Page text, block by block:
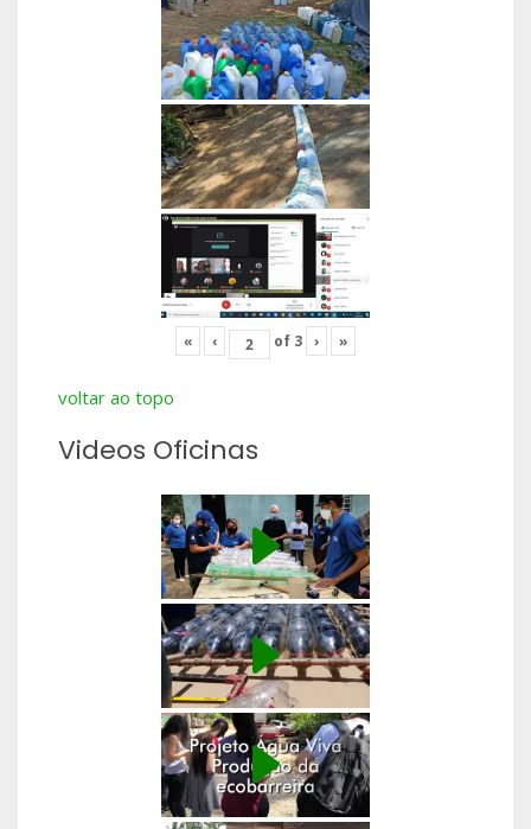
« ‹ of 3 › »
voltar ao topo
Videos Oficinas